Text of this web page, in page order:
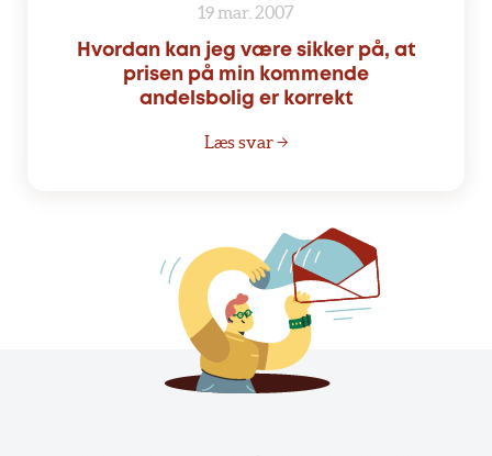
19 mar. 2007
Hvordan kan jeg være sikker på, at
prisen på min kommende
andelsbolig er korrekt
Læs svar →